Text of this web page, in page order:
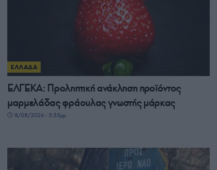
ΕΛΛΑΔΑ
ΕΛΓΕΚΑ: Προληπτική ανάκληση προϊόντος
μαρμελάδας φράουλας γνωστής μάρκας
8/08/2026 - 5:55μμ